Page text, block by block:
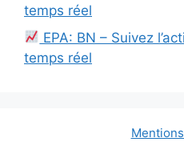
temps réel
EPA: BN – Suivez
temps réel